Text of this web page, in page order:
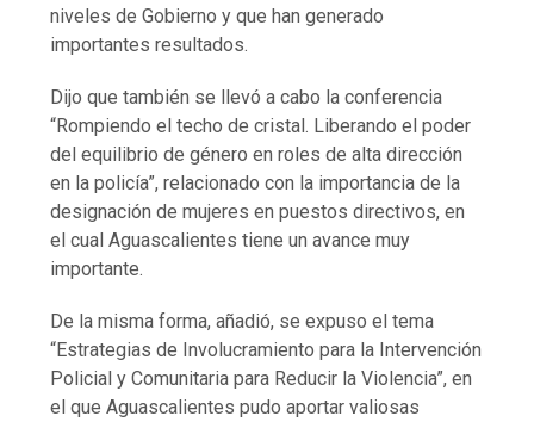
niveles de Gobierno y que han generado
importantes resultados.
Dijo que también se llevó a cabo la conferencia
“Rompiendo el techo de cristal. Liberando el poder
del equilibrio de género en roles de alta dirección
en la policía”, relacionado con la importancia de la
designación de mujeres en puestos directivos, en
el cual Aguascalientes tiene un avance muy
importante.
De la misma forma, añadió, se expuso el tema
“Estrategias de Involucramiento para la Intervención
Policial y Comunitaria para Reducir la Violencia”, en
el que Aguascalientes pudo aportar valiosas